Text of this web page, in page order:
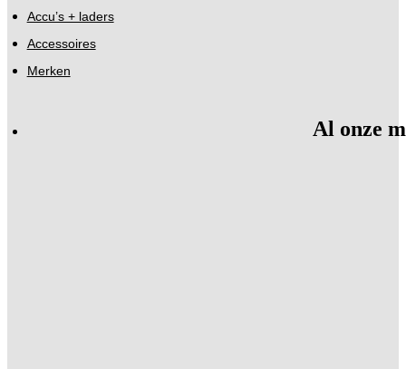
Accu’s + laders
Accessoires
Merken
Al onze